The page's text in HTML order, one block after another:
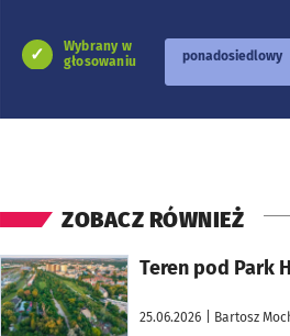
Wybrany w
głosowaniu
ponadosiedlowy
ZOBACZ RÓWNIEŻ
Teren pod Park
25.06.2026 | Bartosz
otworzy się w nowej karcie